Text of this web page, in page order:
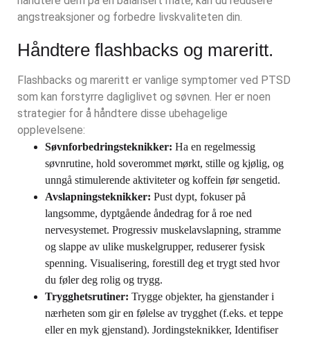
angstreaksjoner og forbedre livskvaliteten din.
Håndtere flashbacks og mareritt.
Flashbacks og mareritt er vanlige symptomer ved PTSD
som kan forstyrre dagliglivet og søvnen. Her er noen
strategier for å håndtere disse ubehagelige
opplevelsene:
Søvnforbedringsteknikker: Ha en regelmessig
søvnrutine, hold soverommet mørkt, stille og kjølig, og
unngå stimulerende aktiviteter og koffein før sengetid.
Avslapningsteknikker: Pust dypt, fokuser på
langsomme, dyptgående åndedrag for å roe ned
nervesystemet. Progressiv muskelavslapning, stramme
og slappe av ulike muskelgrupper, reduserer fysisk
spenning. Visualisering, forestill deg et trygt sted hvor
du føler deg rolig og trygg.
Trygghetsrutiner: Trygge objekter, ha gjenstander i
nærheten som gir en følelse av trygghet (f.eks. et teppe
eller en myk gjenstand). Jordingsteknikker, Identifiser